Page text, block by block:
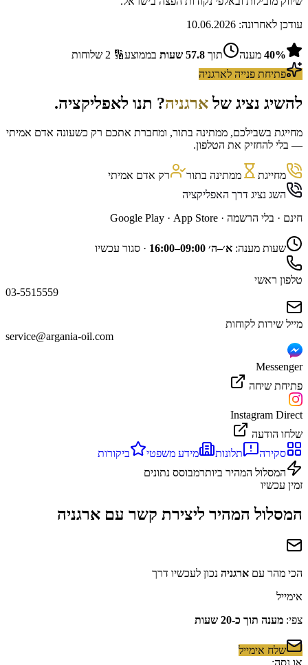
עודכן לאחרונה: 10.06.2026
40% מענה תוך 57.8 שעות בממוצע🔢
2 שלוחות
פתיחת פנייה לארגניה
להשיג נציג שלארגניה? תנו לאפליקציה.
מחייגת בשבילכם, ממתינה בתור, ומחברת אתכם רק כשעונה אדם אמיתי
— בלי להחזיק את הטלפון.
מחייגת ממתינה בתור
רק אדם אמיתי
השג נציג דרך האפליקציה
חינם · בלי הרשמה · App Store
·
Google Play
שעות מענה: א׳–ה׳ 09:00–16:00 · סגור עכשיו
טלפון ראשי
03-5515559
מייל שירות לקוחות
service@argania-oil.com
Messenger
פתיחת שיחה
Instagram Direct
שלחו הודעה
סקירה
תלונות מידע משפטי
ביקורות
המסלול המהיר ביותרמבוסס נתונים
זמין עכשיו
המסלול המהיר ליצירת קשר עם ארגניה
הכי מהר עם ארגניה נכון לעכשיו דרך
אימייל
צפי: מענה תוך כ-20 שעות
שלח אימייל